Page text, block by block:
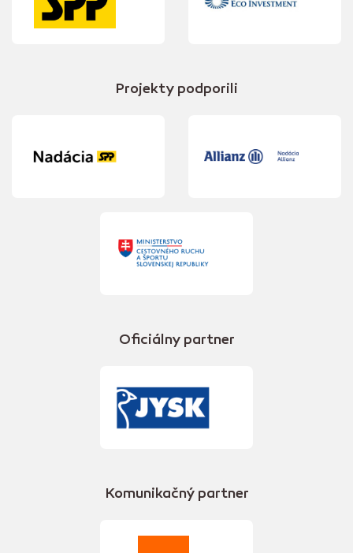
Projekty podporili
Oficiálny partner
Komunikačný partner